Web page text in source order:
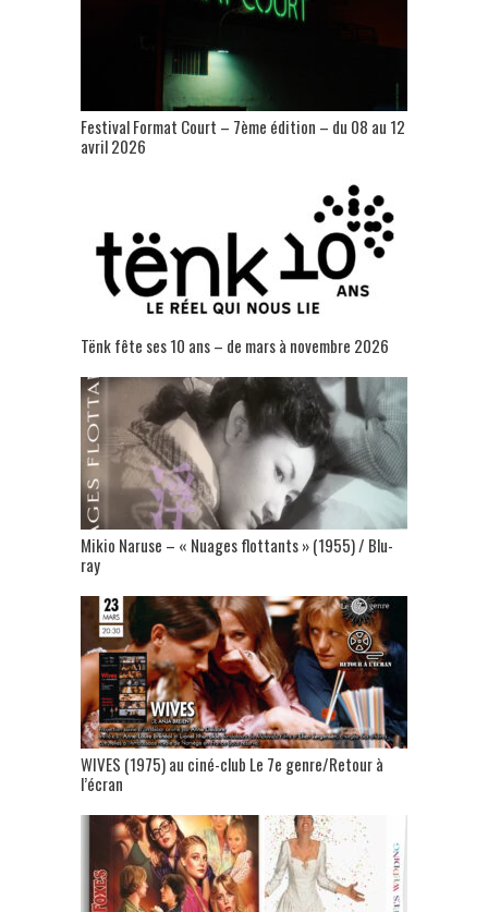
Festival Format Court – 7ème édition – du 08 au 12
avril 2026
Tënk fête ses 10 ans – de mars à novembre 2026
Mikio Naruse – « Nuages flottants » (1955) / Blu-
ray
WIVES (1975) au ciné-club Le 7e genre/Retour à
l’écran